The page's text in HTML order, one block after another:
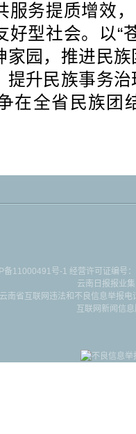
服务提质增效
型社会。以“
家园，推进民
提升民族事务
在全省民族团
备11000491号-1 经营许可证编号
云南日报报业
云南省互联网违法和不良信息举报
互联网新闻信